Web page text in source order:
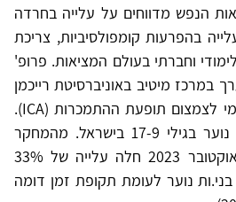
הנפש מדווחים על עלייה בחרדה
בהפרעות קומפולסיביות, צריכת
וחברתי בעולם המציאות. פרופ'
במרכז מיטיב באוניברסיטת רייכמן
בשיתוף עם המרכז הלאומי לצמצום תופעת ההתמכרות (ICA).
נבדקו 2,724 ילדים ובני נוער בגילי 17-9 בישראל. מהמחקר
עולה כי מאז השבעה באוקטובר 2023 חלה עלייה של 33%
נוער לעומת תקופת זמן דומה